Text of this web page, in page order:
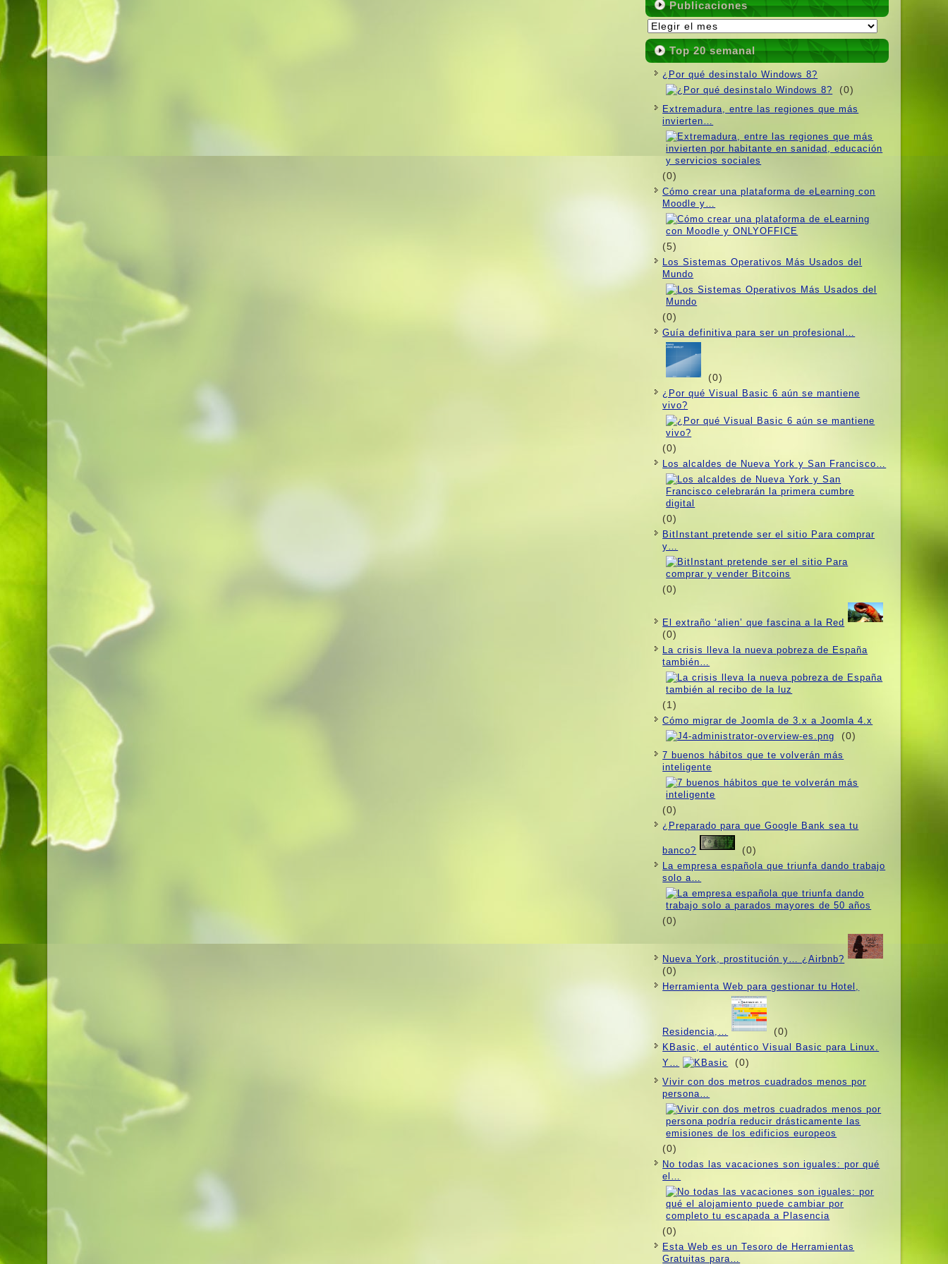
Publicaciones
Publicaciones
Top 20 semanal
¿Por qué desinstalo Windows 8?
(0)
Extremadura, entre las regiones que más
invierten…
(0)
Cómo crear una plataforma de eLearning con
Moodle y…
(5)
Los Sistemas Operativos Más Usados ​​del
Mundo
(0)
Guí­a definitiva para ser un profesional…
(0)
¿Por qué Visual Basic 6 aún se mantiene
vivo?
(0)
Los alcaldes de Nueva York y San Francisco…
(0)
BitInstant pretende ser el sitio Para comprar
y…
(0)
El extraño ‘alien’ que fascina a la Red
(0)
La crisis lleva la nueva pobreza de España
también…
(1)
Cómo migrar de Joomla de 3.x a Joomla 4.x
(0)
7 buenos hábitos que te volverán más
inteligente
(0)
¿Preparado para que Google Bank sea tu
banco? (0)
La empresa española que triunfa dando trabajo
solo a…
(0)
Nueva York, prostitución y… ¿Airbnb?
(0)
Herramienta Web para gestionar tu Hotel,
Residencia,… (0)
KBasic, el auténtico Visual Basic para Linux.
Y…
(0)
Vivir con dos metros cuadrados menos por
persona…
(0)
No todas las vacaciones son iguales: por qué
el…
(0)
Esta Web es un Tesoro de Herramientas
Gratuitas para…